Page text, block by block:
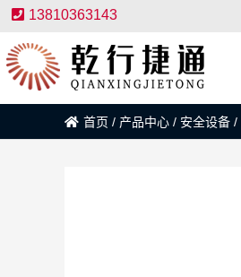
13810363143
首页 / 产品中心 / 安全设备 /